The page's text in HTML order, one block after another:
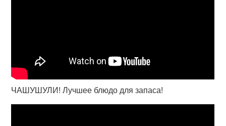
ЧАШУШУЛИ! Лучшее блюдо для запаса!